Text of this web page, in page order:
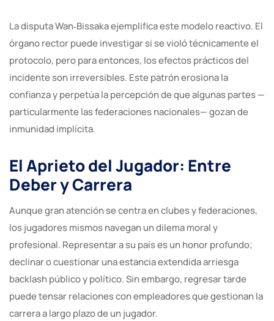
La disputa Wan‑Bissaka ejemplifica este modelo reactivo. El
órgano rector puede investigar si se violó técnicamente el
protocolo, pero para entonces, los efectos prácticos del
incidente son irreversibles. Este patrón erosiona la
confianza y perpetúa la percepción de que algunas partes —
particularmente las federaciones nacionales— gozan de
inmunidad implícita.
El Aprieto del Jugador: Entre
Deber y Carrera
Aunque gran atención se centra en clubes y federaciones,
los jugadores mismos navegan un dilema moral y
profesional. Representar a su país es un honor profundo;
declinar o cuestionar una estancia extendida arriesga
backlash público y político. Sin embargo, regresar tarde
puede tensar relaciones con empleadores que gestionan la
carrera a largo plazo de un jugador.